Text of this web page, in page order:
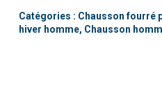
Catégories : Chausson fourré
hiver homme, Chausson